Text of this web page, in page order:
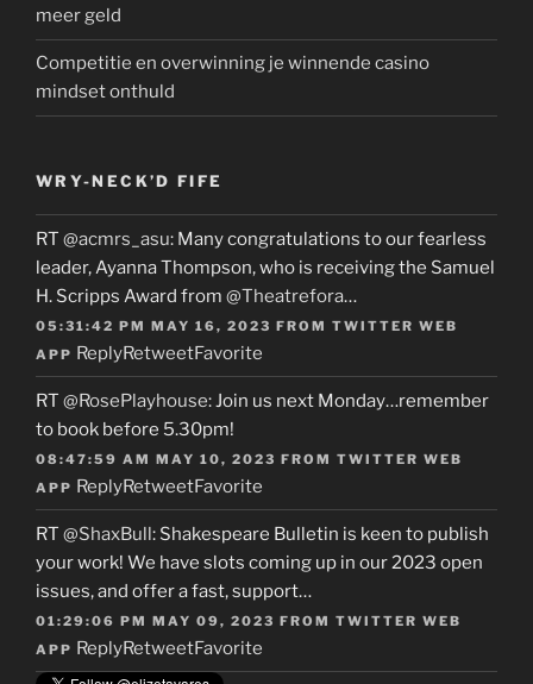
meer geld
Competitie en overwinning je winnende casino
mindset onthuld
WRY-NECK’D FIFE
RT @acmrs_asu: Many congratulations to our fearless
leader, Ayanna Thompson, who is receiving the Samuel
H. Scripps Award from @Theatrefora…
05:31:42 PM MAY 16, 2023 FROM TWITTER WEB
APP ReplyRetweetFavorite
RT @RosePlayhouse: Join us next Monday…remember
to book before 5.30pm!
08:47:59 AM MAY 10, 2023 FROM TWITTER WEB
APP ReplyRetweetFavorite
RT @ShaxBull: Shakespeare Bulletin is keen to publish
your work! We have slots coming up in our 2023 open
issues, and offer a fast, support…
01:29:06 PM MAY 09, 2023 FROM TWITTER WEB
APP ReplyRetweetFavorite